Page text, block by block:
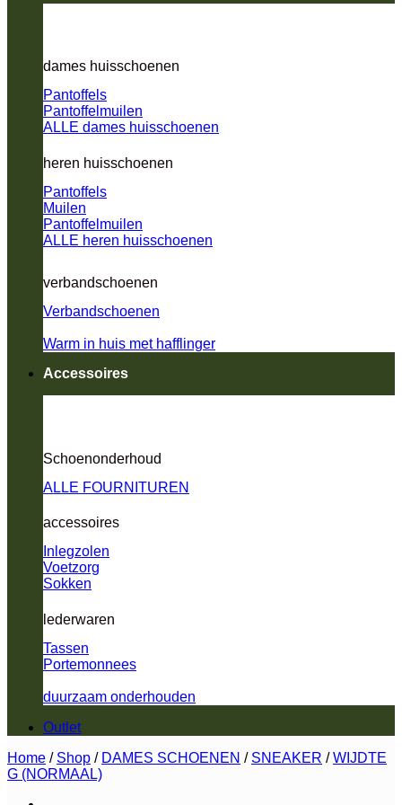
dames huisschoenen
Pantoffels
Pantoffelmuilen
ALLE dames huisschoenen
heren huisschoenen
Pantoffels
Muilen
Pantoffelmuilen
ALLE heren huisschoenen
verbandschoenen
Verbandschoenen
Warm in huis met hafflinger
Accessoires
Schoenonderhoud
ALLE FOURNITUREN
accessoires
Inlegzolen
Voetzorg
Sokken
lederwaren
Tassen
Portemonnees
duurzaam onderhouden
Outlet
Home / Shop / DAMES SCHOENEN / SNEAKER / WIJDTE
G (NORMAAL)